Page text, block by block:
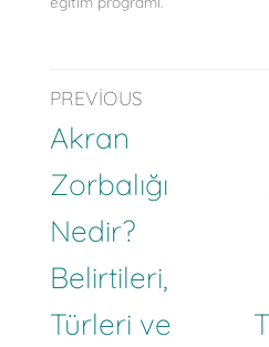
PREVIOUS
Akran
Zorbalığı
Nedir?
Belirtileri,
Türleri ve